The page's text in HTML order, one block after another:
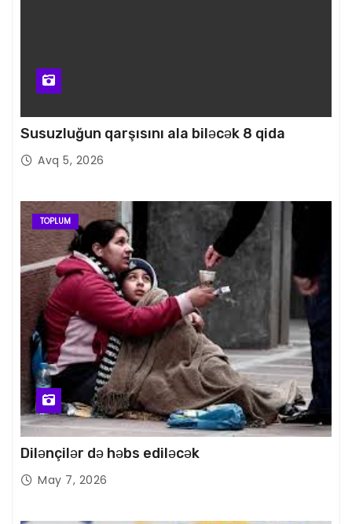
Susuzluğun qarşısını ala biləcək 8 qida
Avq 5, 2026
TOPLUM
Dilənçilər də həbs ediləcək
May 7, 2026